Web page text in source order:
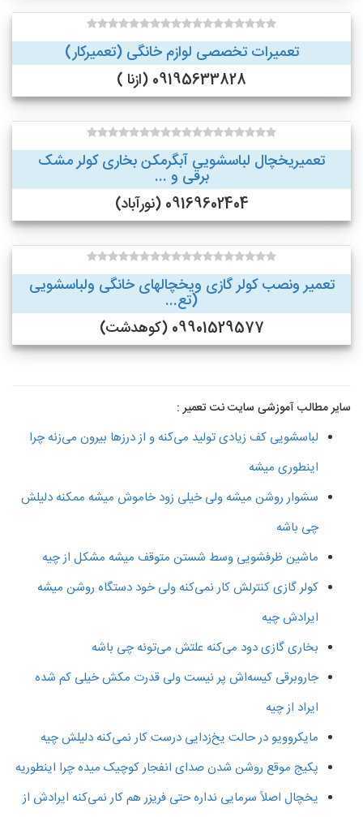
تعمیرات تخصصی لوازم خانگی (تعمیرکار)
09195633828 (ازنا )
تعمیریخچال لباسشویی آبگرمکن بخاری کولر مشک
برقی و ...
09169602404 (نورآباد)
تعمیر ونصب کولر گازی ویخچالهای خانگی ولباسشویی
(تع...
09901529577 (کوهدشت)
سایر مطالب آموزشی سایت نت تعمیر :
لباسشویی کف زیادی تولید می‌کنه و از درزها بیرون می‌زنه چرا
اینطوری میشه
سشوار روشن میشه ولی خیلی زود خاموش میشه ممکنه دلیلش
چی باشه
ماشین ظرفشویی وسط شستن متوقف میشه مشکل از چیه
کولر گازی کنترلش کار نمی‌کنه ولی خود دستگاه روشن میشه
ایرادش چیه
بخاری گازی دود می‌کنه علتش می‌تونه چی باشه
جاروبرقی کیسه‌اش پر نیست ولی قدرت مکش خیلی کم شده
ایراد از چیه
مایکروویو در حالت یخ‌زدایی درست کار نمی‌کنه دلیلش چیه
پکیج موقع روشن شدن صدای انفجار کوچیک میده چرا اینطوریه
یخچال اصلاً سرمایی نداره حتی فریزر هم کار نمی‌کنه ایرادش از